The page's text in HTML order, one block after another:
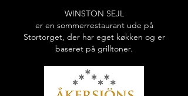
WINSTON SEJL
er en sommerrestaurant ude på
Stortorget, der har eget køkken og er
baseret på grilltoner.